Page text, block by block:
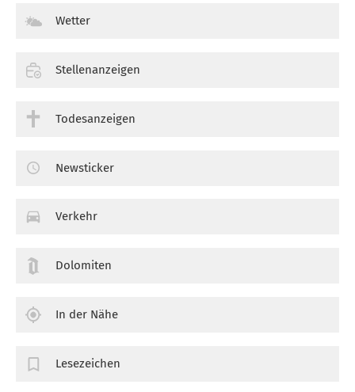
Wetter
Stellenanzeigen
Todesanzeigen
Newsticker
Verkehr
Dolomiten
In der Nähe
Lesezeichen